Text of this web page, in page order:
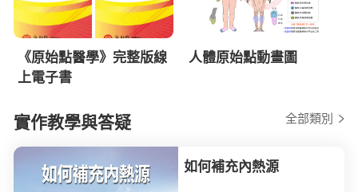
《原始點醫學》完整版線
上電子書
人體原始點動畫圖
實作教學與答疑 全部類別
如何補充內熱源